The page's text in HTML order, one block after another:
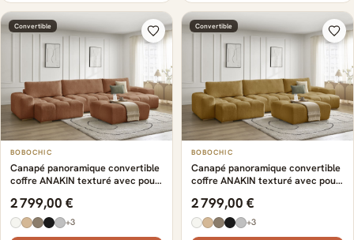
Convertible
BOBOCHIC
Canapé panoramique convertible
coffre ANAKIN texturé avec pouf
2 799,00 €
+3
Convertible
BOBOCHIC
Canapé panoramique convertible
coffre ANAKIN texturé avec pouf
2 799,00 €
+3